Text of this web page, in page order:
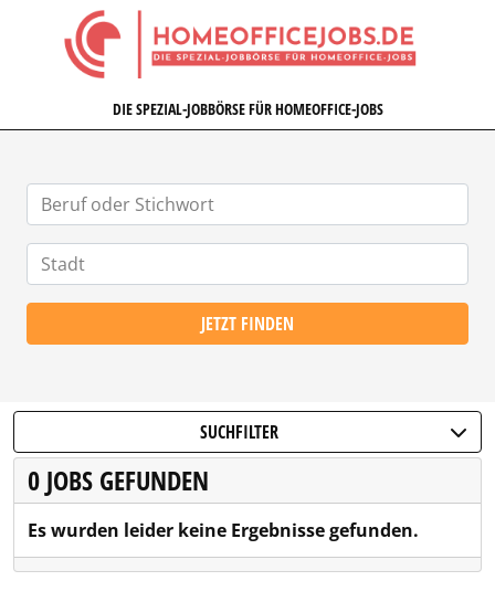
HOMEOFFICEJOBS.DE
DIE SPEZIAL-JOBBÖRSE FÜR HOMEOFFICE-JOBS
JETZT FINDEN
SUCHFILTER
0 JOBS GEFUNDEN
Es wurden leider keine Ergebnisse gefunden.